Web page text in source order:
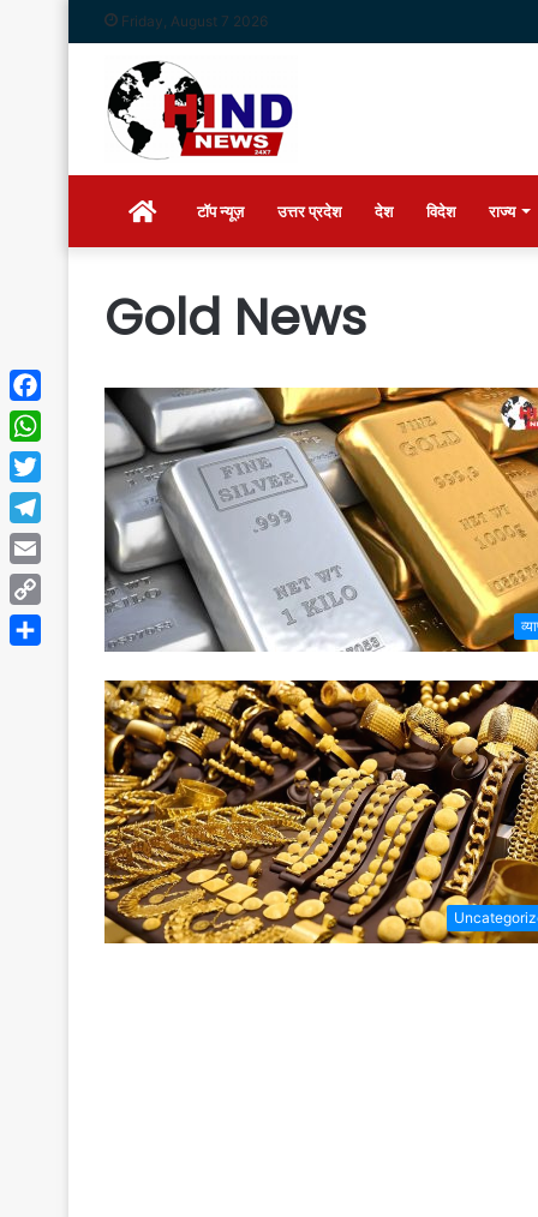
Friday, August 7 2026
Homeटॉप न्यूज़ उत्तर प्रदेश देश विदेश राज्य
Gold News
Facebook
WhatsApp
Twitter
Telegram
Email
Copy
Link